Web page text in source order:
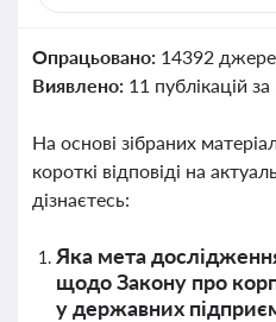
Опрацьовано: 14392
Виявлено: 11 публікацій за
На основі зібраних
короткі відповіді на
дізнаєтесь:
Яка мета
щодо Закону про
у державних